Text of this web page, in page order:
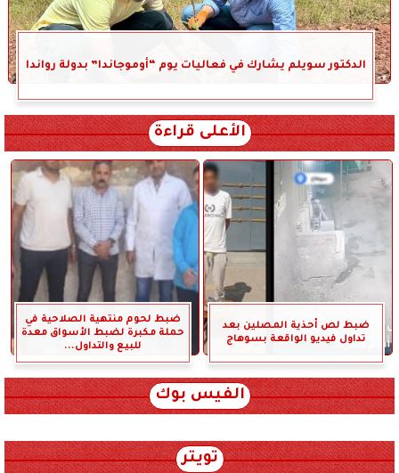
الدكتور سويلم يشارك في فعاليات يوم “أوموجاندا” بدولة رواندا
الأعلى قراءة
ضبط لص أحذية المصلين بعد
تداول فيديو الواقعة بسوهاج
ضبط لحوم منتهية الصلاحية في
حملة مكبرة لضبط الأسواق معدة
للبيع والتداول...
الفيس بوك
تويتر